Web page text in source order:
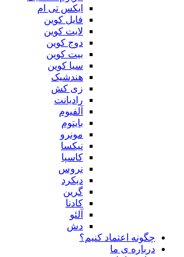
ایکس تی ام
فایل کوین
لایت کوین
دوج کوین
بیت کوین
سیا کوین
هندشیک
زی کش
رادیانت
آلفیوم
بایتوم
مونرو
نیکسا
کاسپا
نروس
دیکرد
گرین
کادنا
آلئو
دش
چگونه اعتماد کنیم؟
درباره ی ما